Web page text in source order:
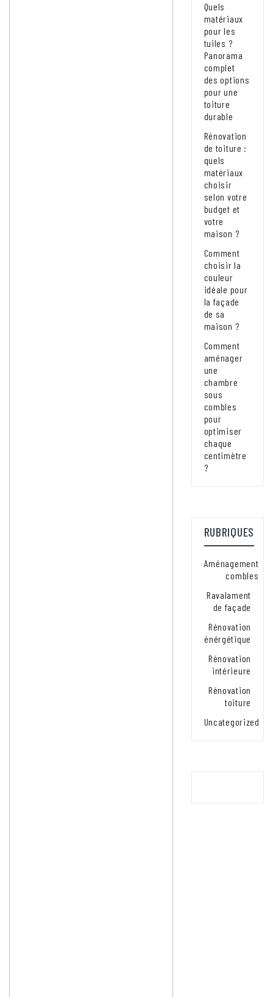
Quels
matériaux
pour les
tuiles ?
Panorama
complet
des options
pour une
toiture
durable
Rénovation
de toiture :
quels
matériaux
choisir
selon votre
budget et
votre
maison ?
Comment
choisir la
couleur
idéale pour
la façade
de sa
maison ?
Comment
aménager
une
chambre
sous
combles
pour
optimiser
chaque
centimètre
?
RUBRIQUES
Aménagement
combles
Ravalament
de façade
Rénovation
énérgétique
Rénovation
intérieure
Rénovation
toiture
Uncategorized